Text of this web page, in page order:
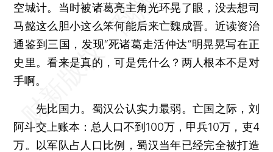
空城计。当时被诸葛亮主角光环晃了眼，没去想司
马懿这么胆小这么笨何能后来亡魏成晋。近读资治
通鉴到三国，发现“死诸葛走活仲达”明晃晃写在正
史里。看来是真的，可是凭什么？两人根本不是对
手啊。
先比国力。蜀汉公认实力最弱。亡国之际，刘
阿斗交上账本：总人口不到100万，甲兵10万，吏4
万。以军队占人口比例，蜀汉当年已经完全被打造